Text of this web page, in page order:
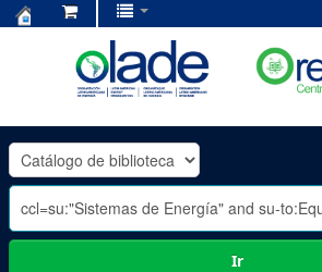
OLADE
-
Ir